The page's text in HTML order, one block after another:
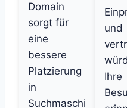
Domain
sorgt für
eine
bessere
Platzierung
in
Suchmaschi
und
Ihre